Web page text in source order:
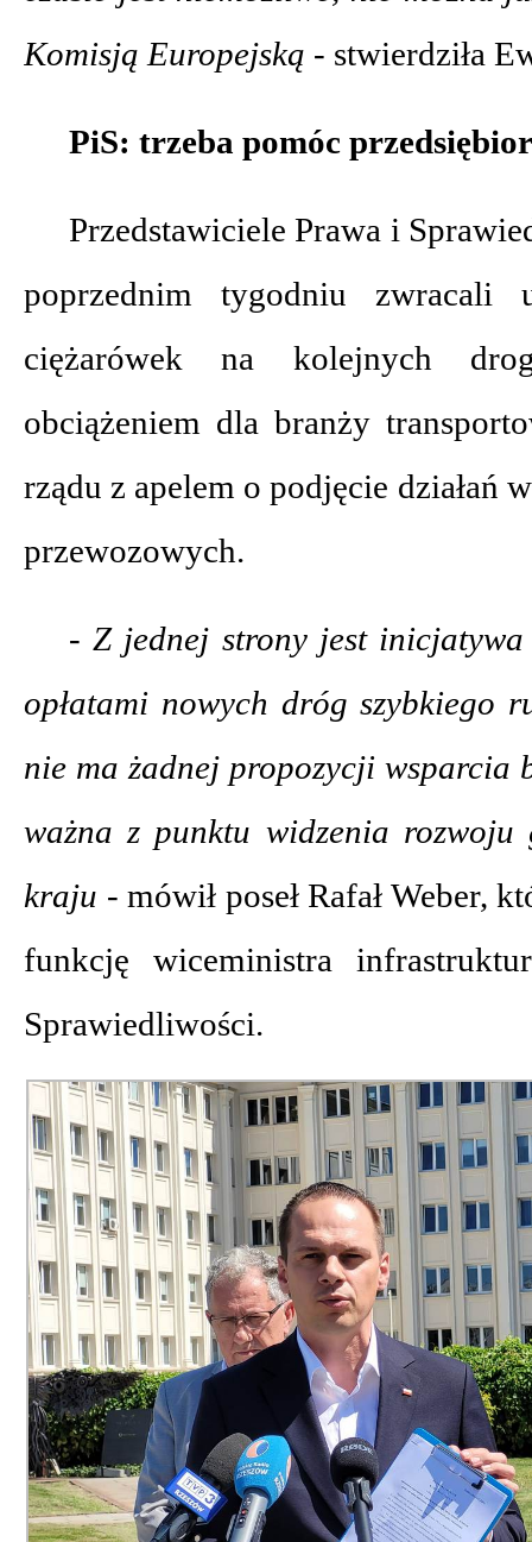
Komisją Europejską - stwierdziła
PiS: trzeba pomóc
Przedstawiciele Prawa i
poprzednim tygodniu zwracali
ciężarówek na kolejnych
obciążeniem dla branży
rządu z apelem o podjęcie działań
przewozowych.
- Z jednej strony jest
opłatami nowych dróg szybkiego
nie ma żadnej propozycji wsparcia
ważna z punktu widzenia rozwoju
kraju - mówił poseł Rafał Weber,
funkcję wiceministra
Sprawiedliwości.